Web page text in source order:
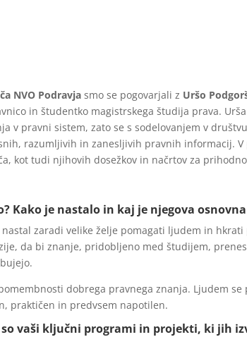
NVO Podravja smo se pogovarjali z Uršo
in študentko magistrskega študija prava.
v pravni sistem, zato se s sodelovanjem v društvu
razumljivih in zanesljivih pravnih informacij. V
kot tudi njihovih dosežkov in načrtov za
Kako je nastalo in kaj je njegova
zaradi velike želje pomagati ljudem in
da bi znanje, pridobljeno med študijem,
dobrega pravnega znanja. Ljudem se
praktičen in predvsem napotilen.
vaši ključni programi in projekti, ki jih